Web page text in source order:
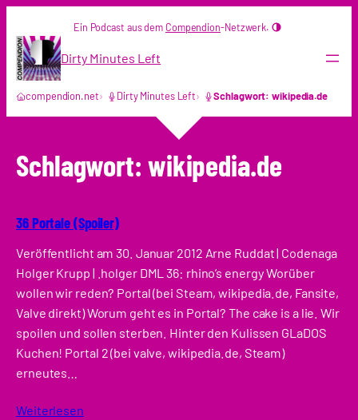
Inhalt
springen
Ein Podcast aus dem Compendion-Netzwerk.
Dirty Minutes Left
compendion.net Dirty Minutes Left Schlagwort: wikipedia.de
Schlagwort: wikipedia.de
36 Portale (Spoiler)
Veröffentlicht am 30. Januar 2012 Arne Ruddat | Codenaga
Holger Krupp | .holger DML 36: rhino’s energy Worüber
wollen wir reden? Portal (bei Steam, wikipedia.de, Fansite,
Valve direkt) Worum geht es in Portal? The cake is a lie. Wir
spoilen und sollen sterben. Hinter den Kulissen GLaDOS
Kuchen! Portal 2 (bei valve, wikipedia.de, Steam)
erneutes…
Weiterlesen